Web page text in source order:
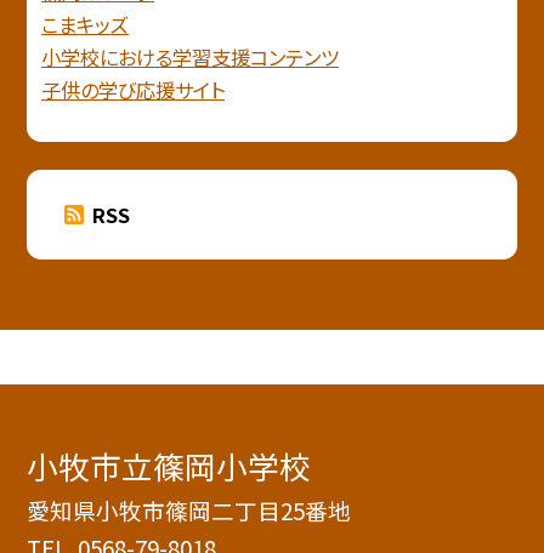
こまキッズ
小学校における学習支援コンテンツ
子供の学び応援サイト
RSS
小牧市立篠岡小学校
愛知県小牧市篠岡二丁目25番地